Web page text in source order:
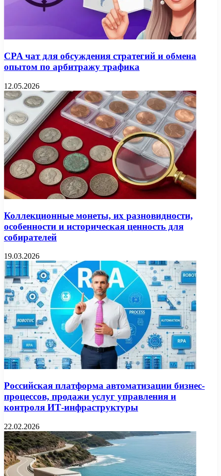
CPA чат для обсуждения стратегий и обмена
опытом по арбитражу трафика
12.05.2026
Коллекционные монеты, их разновидности,
особенности и историческая ценность для
собирателей
19.03.2026
Российская платформа автоматизации бизнес-
процессов, продажи услуг управления и
контроля ИТ-инфраструктуры
22.02.2026